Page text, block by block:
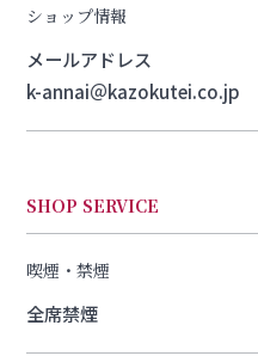
ショップ情報
メールアドレス
k-annai＠kazokutei.co.jp
SHOP SERVICE
喫煙・禁煙
全席禁煙